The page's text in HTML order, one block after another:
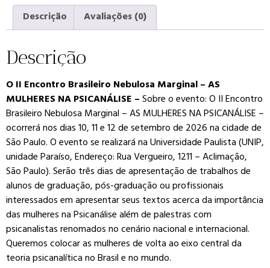
Descrição Avaliações (0)
Descrição
O II Encontro Brasileiro Nebulosa Marginal – AS
MULHERES NA PSICANÁLISE –Sobre o evento: O II Encontro
Brasileiro Nebulosa Marginal – AS MULHERES NA PSICANÁLISE –
ocorrerá nos dias 10, 11 e 12 de setembro de 2026 na cidade de
São Paulo. O evento se realizará na Universidade Paulista (UNIP,
unidade Paraíso, Endereço: Rua Vergueiro, 1211 – Aclimação,
São Paulo). Serão três dias de apresentação de trabalhos de
alunos de graduação, pós-graduação ou profissionais
interessados em apresentar seus textos acerca da importância
das mulheres na Psicanálise além de palestras com
psicanalistas renomados no cenário nacional e internacional.
Queremos colocar as mulheres de volta ao eixo central da
teoria psicanalítica no Brasil e no mundo.